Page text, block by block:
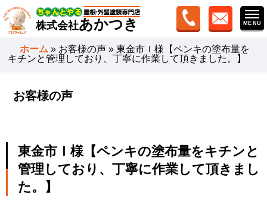
株式会社あかつき
ホーム » お客様の声 »東金市Ｉ様【ペンキの塗布量を
キチンと管理しており、丁寧に作業して頂きました。】
お客様の声
東金市Ｉ様【ペンキの塗布量をキチンと
管理しており、丁寧に作業して頂きまし
た。】